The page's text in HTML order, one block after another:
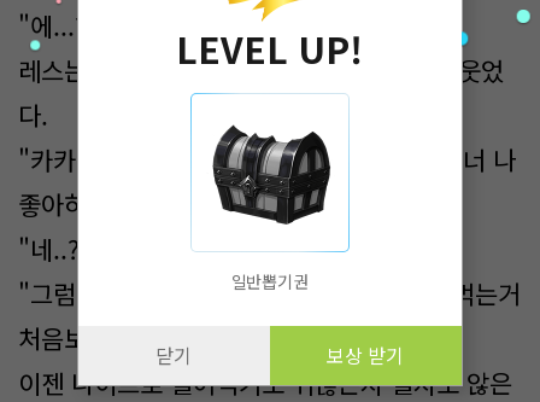
"에...?! 예?"
레스는 놀란 표정을 지었고, 호랑이는 크게 웃었
다.
"카카카카카 놀라기는, 카카카카 아니 혹시 너 나
좋아하냐?"
"네..? 그...그럴리가요..."
"그럼 왜 이렇게 뚫어져라 쳐다봐? 남이 밥먹는거
처음보기라도 해?"
이젠 나이프로 썰어먹기도 귀찮은지 썰지도 않은
LEVEL UP!
일반뽑기권
닫기 보상 받기